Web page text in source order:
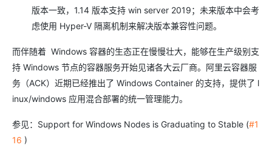
版本一致，1.14 版本支持 win server 2019；未来版本中会考
虑使用 Hyper-V 隔离机制来解决版本兼容性问题。
而伴随着 Windows 容器的生态正在慢慢壮大，能够在生产级别支
持 Windows 节点的容器服务开始见诸各大云厂商。阿里云容器服
务（ACK）近期已经推出了 Windows Container 的支持，提供了 l
inux/windows 应用混合部署的统一管理能力。
参见：Support for Windows Nodes is Graduating to Stable (#1
16 )